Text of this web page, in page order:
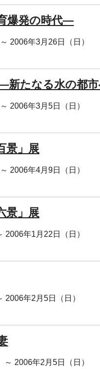
爆発の時代―
2006年3月26日（日）
新たなる水の都
2006年3月5日（日）
景」展
2006年4月9日（日）
景」展
2006年1月22日（日）
2006年2月5日（日）
2006年2月5日（日）